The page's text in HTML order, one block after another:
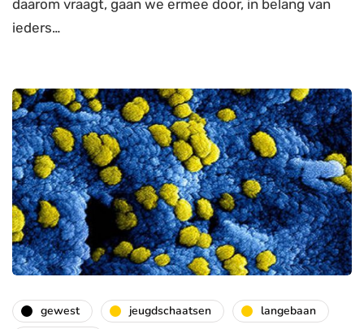
daarom vraagt, gaan we ermee door, in belang van
ieders…
gewest jeugdschaatsen
langebaan